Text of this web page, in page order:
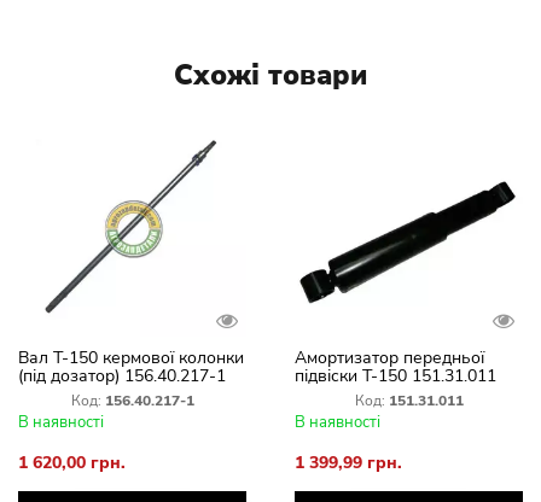
Схожі товари
Вал Т-150 кермової колонки
(під дозатор) 156.40.217-1
Код: 156.40.217-1
В наявності
1 620,00 грн.
Амортизатор передньої
підвіски Т-150 151.31.011
Код: 151.31.011
В наявності
1 399,99 грн.